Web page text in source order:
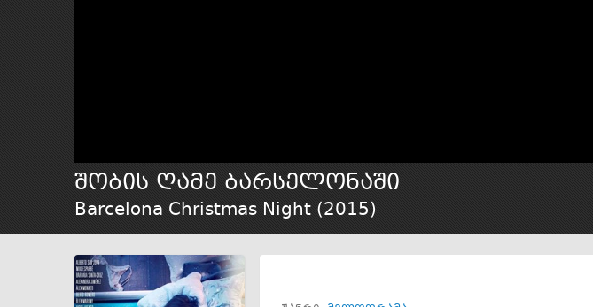
შობის ღამე ბარსელონაში
Barcelona Christmas Night (2015)